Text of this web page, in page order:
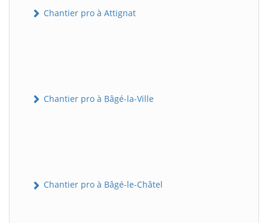
Chantier pro à Attignat
Chantier pro à Bâgé-la-Ville
Chantier pro à Bâgé-le-Châtel